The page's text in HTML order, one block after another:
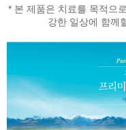
* 본 제품은 치료를 목적으
강한 일상에 함께